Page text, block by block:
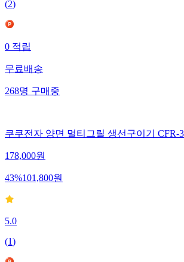
(2)
0적립
무료배송
268명구매중
쿠쿠전자 양면 멀티그릴 생선구이기 CFR-
178,000원
43%101,800원
5.0
(1)